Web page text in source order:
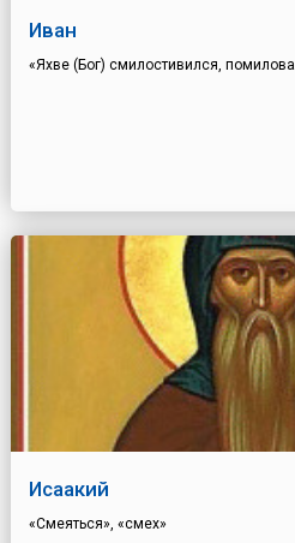
Иван
«Яхве (Бог) смилостивился,
Исаакий
«Смеяться», «смех»